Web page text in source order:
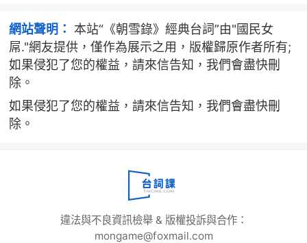
網站聲明： 本站“《朝雪錄》經典台詞”由"國民女
屌."網友提供，僅作為展示之用，版權歸原作者所有;
如果侵犯了您的權益，請來信告知，我們會盡快刪
除。
如果侵犯了您的權益，請來信告知，我們會盡快刪
除。
違法與不良資訊檢舉 & 版權投訴與合作：
mongame@foxmail.com